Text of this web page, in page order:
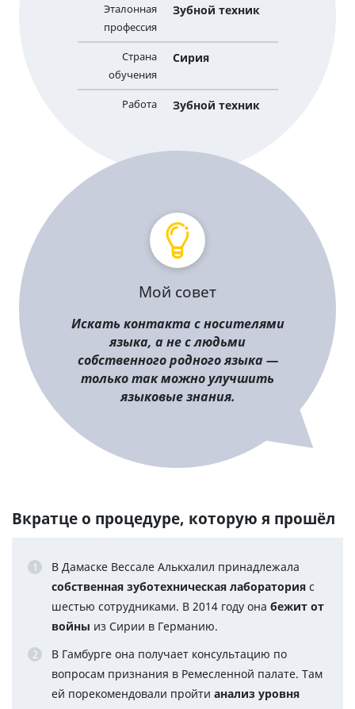
Мой совет
Искать контакта с носителями
языка, а не с людьми
собственного родного языка —
только так можно улучшить
языковые знания.
Эталонная
профессия
Зубной техник
Страна
обучения
Сирия
Работа Зубной техник
Вкратце о процедуре, которую я прошёл
В Дамаске Вессале Алькхалил принадлежала
собственная зуботехническая лаборатория с
шестью сотрудниками. В 2014 году она бежит от
войны из Сирии в Германию.
В Гамбурге она получает консультацию по
вопросам признания в Ремесленной палате. Там
ей порекомендовали пройти анализ уровня